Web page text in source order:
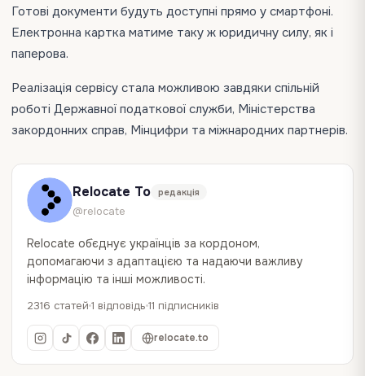
Готові документи будуть доступні прямо у смартфоні.
Електронна картка матиме таку ж юридичну силу, як і
паперова.
Реалізація сервісу стала можливою завдяки спільній
роботі Державної податкової служби, Міністерства
закордонних справ, Мінцифри та міжнародних партнерів.
Relocate To редакція
@relocate
Relocate об`єднує українців за кордоном,
допомагаючи з адаптацією та надаючи важливу
інформацію та інші можливості.
2316 статей 1 відповідь 11 підписників
relocate.to